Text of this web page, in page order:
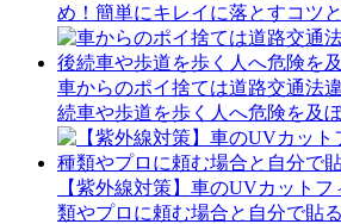
め！簡単にキレイに落とすコツ
車からのポイ捨ては道路交通法
続車や歩道を歩く人へ危険を及
【紫外線対策】車のUVカット
類やプロに頼む場合と自分で貼